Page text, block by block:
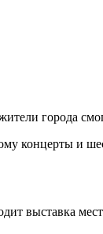
города
концерты и
выставка